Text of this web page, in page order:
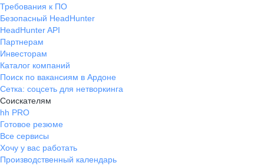
Требования к ПО
Безопасный HeadHunter
HeadHunter API
Партнерам
Инвесторам
Каталог компаний
Поиск по вакансиям в Ардоне
Сетка: соцсеть для нетворкинга
Соискателям
hh PRO
Готовое резюме
Все сервисы
Хочу у вас работать
Производственный календарь